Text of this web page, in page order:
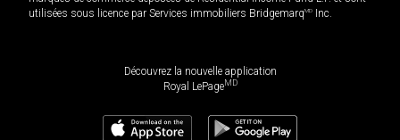
utilisées sous licence par Services immobiliers BridgemarqMD Inc.
Découvrez la nouvelle application
Royal LePageMD